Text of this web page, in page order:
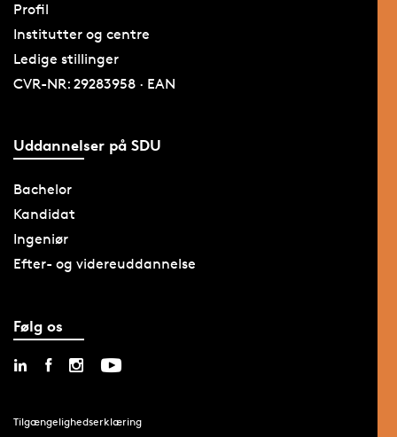
Profil
Institutter og centre
Ledige stillinger
CVR-NR: 29283958 · EAN
Uddannelser på SDU
Bachelor
Kandidat
Ingeniør
Efter- og videreuddannelse
Følg os
Tilgængelighedserklæring